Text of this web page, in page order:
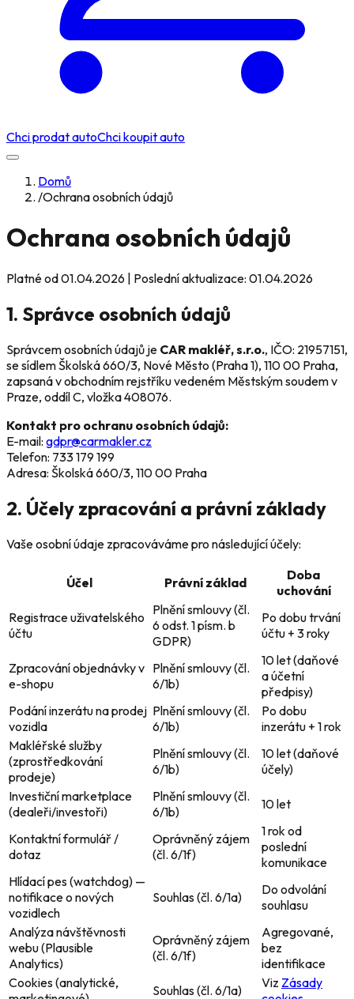
Chci prodat autoChci koupit auto
Domů
/Ochrana osobních údajů
Ochrana osobních údajů
Platné od 01.04.2026 | Poslední aktualizace: 01.04.2026
1. Správce osobních údajů
Správcem osobních údajů je CAR makléř, s.r.o., IČO: 21957151,
se sídlem Školská 660/3, Nové Město (Praha 1), 110 00 Praha,
zapsaná v obchodním rejstříku vedeném Městským soudem v
Praze, oddíl C, vložka 408076.
Kontakt pro ochranu osobních údajů:
E-mail: gdpr@carmakler.cz
Telefon: 733 179 199
Adresa: Školská 660/3, 110 00 Praha
2. Účely zpracování a právní základy
Vaše osobní údaje zpracováváme pro následující účely:
Účel Právní základ
Doba
uchování
Registrace uživatelského
účtu
Plnění smlouvy (čl.
6 odst. 1 písm. b
GDPR)
Po dobu trvání
účtu + 3 roky
Zpracování objednávky v
e-shopu
Plnění smlouvy (čl.
6/1b)
10 let (daňové
a účetní
předpisy)
Podání inzerátu na prodej
vozidla
Plnění smlouvy (čl.
6/1b)
Po dobu
inzerátu + 1 rok
Makléřské služby
(zprostředkování
prodeje)
Plnění smlouvy (čl.
6/1b)
10 let (daňové
účely)
Investiční marketplace
(dealeři/investoři)
Plnění smlouvy (čl.
6/1b)
10 let
Kontaktní formulář /
dotaz
Oprávněný zájem
(čl. 6/1f)
1 rok od
poslední
komunikace
Hlídací pes (watchdog) —
notifikace o nových
vozidlech
Souhlas (čl. 6/1a)
Do odvolání
souhlasu
Analýza návštěvnosti
webu (Plausible
Analytics)
Oprávněný zájem
(čl. 6/1f)
Agregované,
bez
identifikace
Cookies (analytické,
Souhlas (čl. 6/1a) Viz Zásady